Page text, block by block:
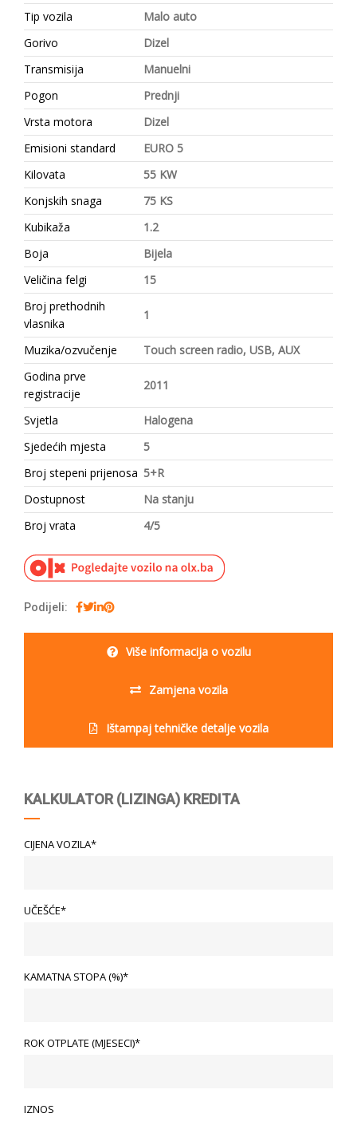
Tip vozila
Malo auto
Gorivo
Dizel
Transmisija
Manuelni
Pogon
Prednji
Vrsta motora
Dizel
Emisioni standard
EURO 5
Kilovata
55 KW
Konjskih snaga
75 KS
Kubikaža
1.2
Boja
Bijela
Veličina felgi
15
Broj prethodnih
vlasnika
1
Muzika/ozvučenje
Touch screen radio, USB, AUX
Godina prve
registracije
2011
Svjetla
Halogena
Sjedećih mjesta
5
Broj stepeni prijenosa 5+R
Dostupnost
Na stanju
Broj vrata
4/5
Podijeli:
Više informacija o vozilu
Zamjena vozila
Ištampaj tehničke detalje vozila
KALKULATOR (LIZINGA) KREDITA
CIJENA VOZILA*
UČEŠĆE*
KAMATNA STOPA (%)*
ROK OTPLATE (MJESECI)*
IZNOS